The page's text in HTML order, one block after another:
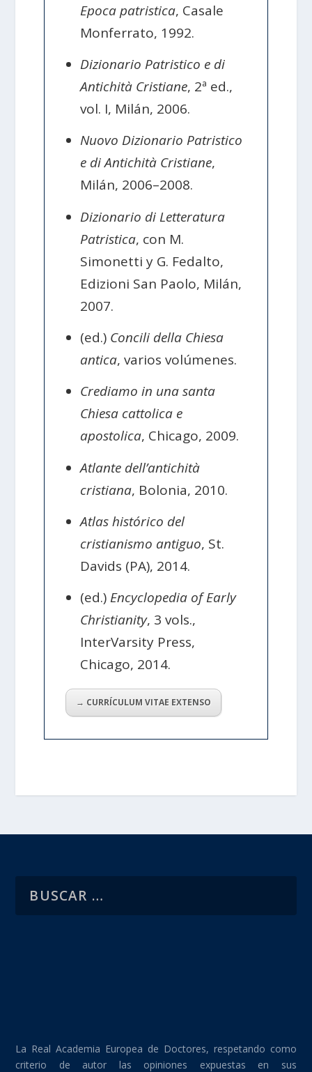
Epoca patristica, Casale
Monferrato, 1992.
Dizionario Patristico e di
Antichità Cristiane, 2ª ed.,
vol. I, Milán, 2006.
Nuovo Dizionario Patristico
e di Antichità Cristiane,
Milán, 2006–2008.
Dizionario di Letteratura
Patristica, con M.
Simonetti y G. Fedalto,
Edizioni San Paolo, Milán,
2007.
(ed.) Concili della Chiesa
antica, varios volúmenes.
Crediamo in una santa
Chiesa cattolica e
apostolica, Chicago, 2009.
Atlante dell’antichità
cristiana, Bolonia, 2010.
Atlas histórico del
cristianismo antiguo, St.
Davids (PA), 2014.
(ed.) Encyclopedia of Early
Christianity, 3 vols.,
InterVarsity Press,
Chicago, 2014.
→ CURRÍCULUM VITAE EXTENSO
La Real Academia Europea de Doctores, respetando como
criterio de autor las opiniones expuestas en sus